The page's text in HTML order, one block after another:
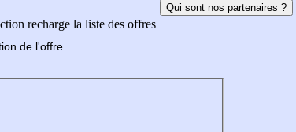
recharge la liste des offres
Qui sont nos partenaires ?
de l'offre